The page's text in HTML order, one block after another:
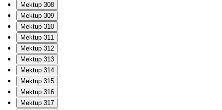
Mektup 308
Mektup 309
Mektup 310
Mektup 311
Mektup 312
Mektup 313
Mektup 314
Mektup 315
Mektup 316
Mektup 317